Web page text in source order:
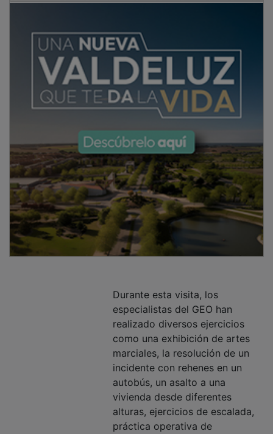
especialistas del GEO han
realizado diversos ejercicios
como una exhibición de artes
marciales, la resolución de un
incidente con rehenes en un
autobús, un asalto a una
vivienda desde diferentes
alturas, ejercicios de escalada,
práctica operativa de